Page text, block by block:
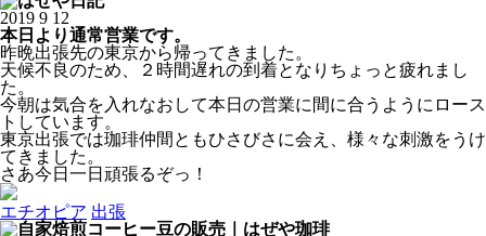
2019 9 12
本日より通常営業です。
昨晩出張先の東京から帰ってきました。
天候不良のため、２時間遅れの到着となりちょっと疲れまし
た。
今朝は気合を入れなおして本日の営業に間に合うようにロース
トしています。
東京出張では珈琲仲間ともひさびさに会え、様々な刺激をうけ
てきました。
さあ今日一日頑張るぞっ！
エチオピア 出張